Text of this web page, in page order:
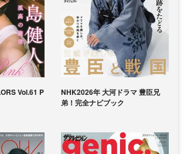
Vol.61 P
NHK2026年 大河ドラマ 豊臣兄
弟！完全ナビブック